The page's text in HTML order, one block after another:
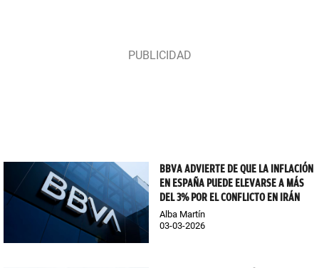
BBVA ADVIERTE DE QUE LA INFLACIÓN
EN ESPAÑA PUEDE ELEVARSE A MÁS
DEL 3% POR EL CONFLICTO EN IRÁN
Alba Martín
03-03-2026